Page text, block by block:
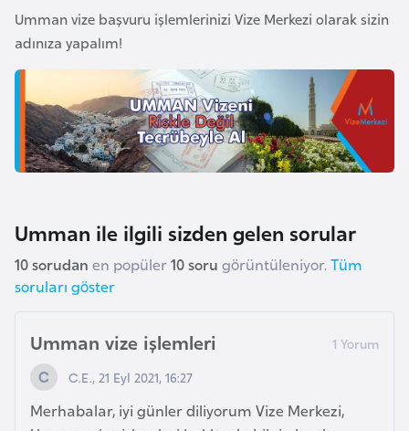
Umman vize başvuru işlemlerinizi Vize Merkezi olarak sizin
adınıza yapalım!
Umman ile ilgili sizden gelen sorular
10 sorudan en popüler10 soru görüntüleniyor. Tüm
soruları göster
Umman vize işlemleri
C.E., 21 Eyl 2021, 16:27
Merhabalar, iyi günler diliyorum Vize Merkezi,
t
i
o
n
g
o
B
l
r
i
t